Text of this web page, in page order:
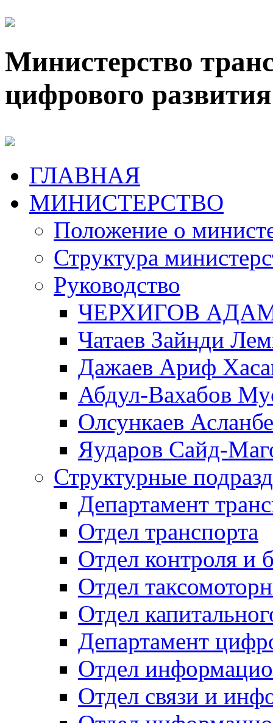
Министерство
цифрового
ГЛАВНАЯ
МИНИСТЕРСТВО
Положение о
Структура
Руководство
ЧЕРХИГОВ
Чатаев Зайнди
Дажаев Ариф
Абдул-Вахабов
Олсункаев
Яударов Сайд-
Структурные
Департамент
Отдел транспорта
Отдел контроля и
Отдел
Отдел
Департамент
Отдел
Отдел связи и